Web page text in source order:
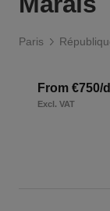
Paris
From €750/
Excl. VAT